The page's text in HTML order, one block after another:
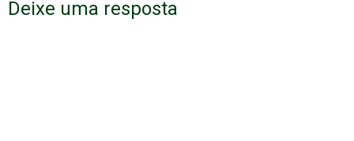
Deixe uma resposta